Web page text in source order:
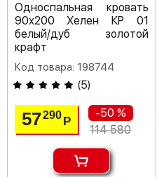
Односпальная кровать
90х200 Хелен КР 01
белый/дуб золотой
крафт
Код товара: 198744
(5)
57290 Р
-50 %
114 580